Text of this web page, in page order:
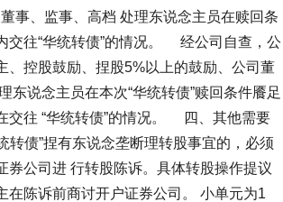
事、监事、高档 处理东说念主员在赎回条
交往“华统转债”的情况。 经公司自查，公
、控股鼓励、捏股5%以上的鼓励、公司董
东说念主员在本次“华统转债”赎回条件餍足
交往 “华统转债”的情况。 四、其他需要
债”捏有东说念垄断理转股事宜的，必须
券公司进 行转股陈诉。具体转股操作提议
在陈诉前商讨开户证券公司。 小单元为1